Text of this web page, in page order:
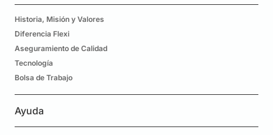
Historia, Misión y Valores
Diferencia Flexi
Aseguramiento de Calidad
Tecnología
Bolsa de Trabajo
Ayuda